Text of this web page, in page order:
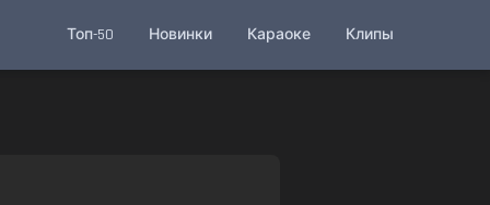
Топ-50 Новинки Караоке Клипы